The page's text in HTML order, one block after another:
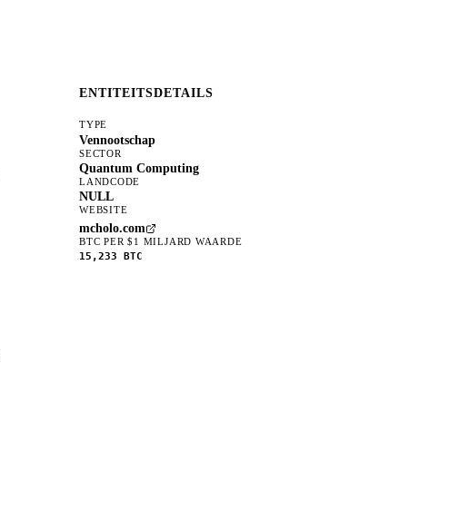
ENTITEITSDETAILS
TYPE
Vennootschap
SECTOR
Quantum Computing
LANDCODE
NULL
WEBSITE
mcholo.com
BTC PER $1 MILJARD WAARDE
15,233 BTC